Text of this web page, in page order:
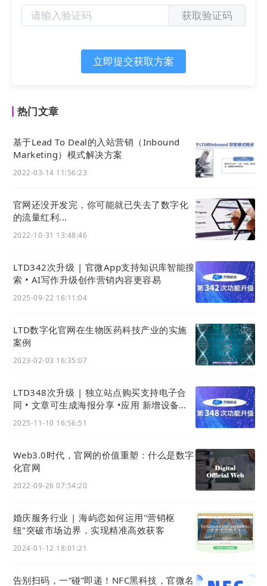
获取验证码
立即提交获取方案
热门文章
基于Lead To Deal的入站营销（Inbound
Marketing）模式解决方案
2022-03-14 11:56:23
官网还没开发完，你可能就已失去了数字化
的流量红利...
2022-10-31 13:48:46
LTD342次升级 | 官微App支持知识库智能搜
索 • AI写作升级创作营销内容更容易
2025-09-22 16:11:04
LTD数字化官网在生物医药科技产业的实施
案例
2023-02-03 16:35:07
LTD348次升级 | 独立站点购买支持电子合
同 • 文章可生成海报分享 •应用 新增设备租
2025-11-10 16:56:51
Web3.0时代，官网的价值重塑：什么是数字
化官网
2022-09-26 07:54:20
婚庆服务行业 | 海屿恋如何运用"营销枢
纽"突破市场边界，实现精准高效获客
2024-01-12 18:01:21
告别扫码，一“碰”即递！NFC黑科技，官微名